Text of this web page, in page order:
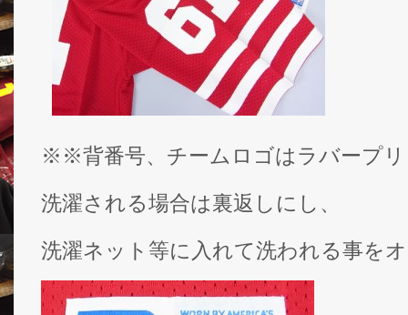
※※背番号、チームロゴはラバープ
洗濯される場合は裏返しにし、
洗濯ネット等に入れて洗われる事を